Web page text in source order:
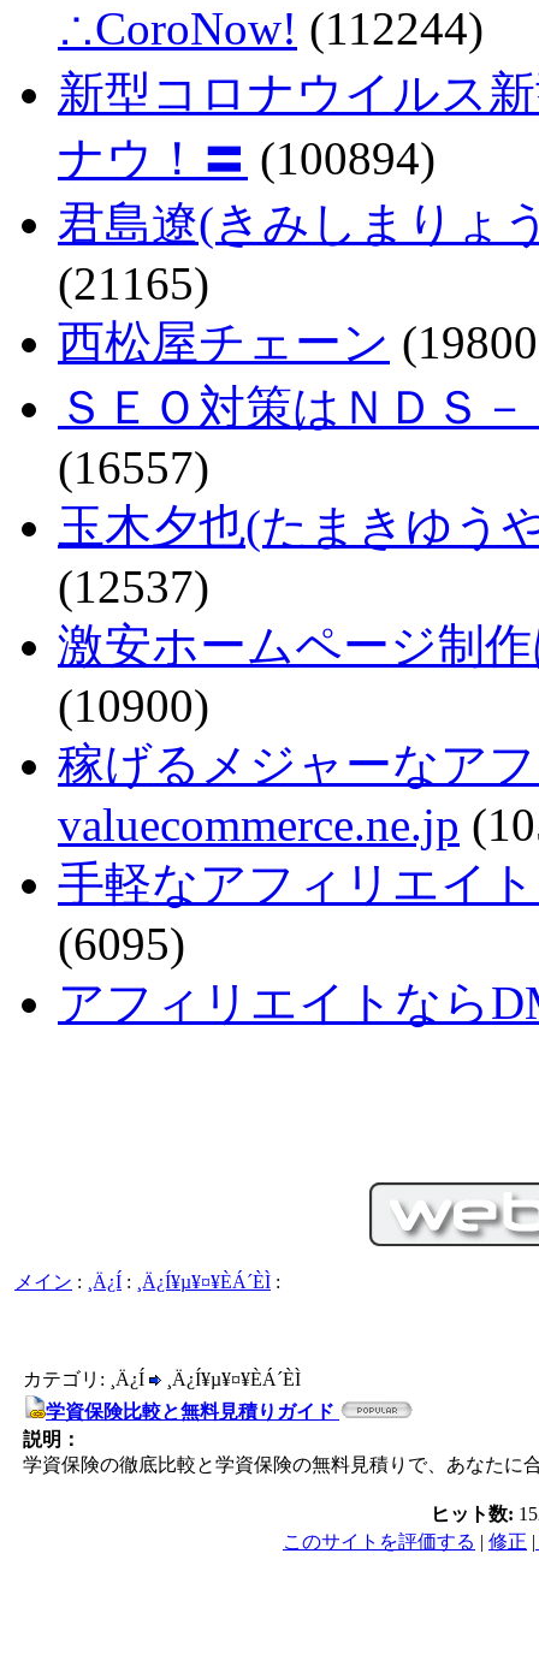
∴CoroNow! (112244)
新型コロナウイルス
ナウ！〓 (100894)
君島遼(きみしまりょ
(21165)
西松屋チェーン
ＳＥＯ対策はＮＤＳ
(16557)
玉木夕也(たまきゆう
(12537)
激安ホームページ制
(10900)
稼げるメジャーなア
valuecommerce.ne.jp
手軽なアフィリエイ
(6095)
アフィリエイトなら
メイン : ¸Ä¿Í : ¸Ä¿Í¥µ¥¤¥ÈÁ´ÈÌ :
カテゴリ: ¸Ä¿Í
¸Ä¿Í¥µ¥¤¥ÈÁ´ÈÌ
学資保険比較と無料見積りガイド
説明：
学資保険の徹底比較と学資保険の無料見積りで、あなたに
ヒット数:
このサイトを評価する | 修正 |